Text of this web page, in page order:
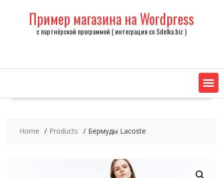
Пример магазина на Wordpress
с партнёрской программой ( интеграция со Sdelka.biz )
Home Products Бермуды Lacoste